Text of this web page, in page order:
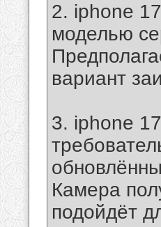
2. iphone
моделью
вариант
3. iphone
Камера
подойдёт